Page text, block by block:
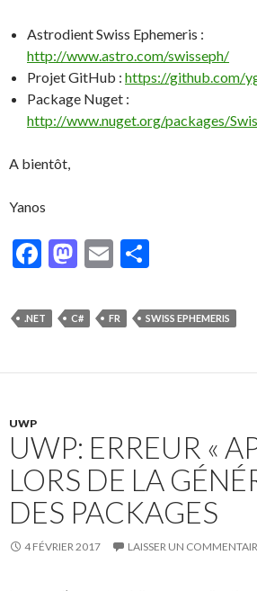
Astrodient Swiss Ephemeris :
http://www.astro.com/swisseph/
Projet GitHub : https://github.com/
Package Nuget :
http://www.nuget.org/packages/
A bientôt,
Yanos
F
e
b
o
M
to
d
o
E
ai
l
ta
g
er
.NET C# FR SWISS EPHEMERIS
UWP
UWP: ERREUR «
LORS DE LA
DES PACKAGES
4 FÉVRIER 2017 LAISSER UN